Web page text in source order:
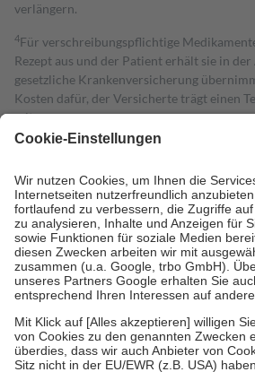
verlängern.
4Für verschreibungspflichtige
Rezept aus und der Patient erhält sie in
gesetzliche Krankenversicherung
Kosten dafür, der Versicherte trägt einen
mit.
Grundsätzlich leisten Mitglieder
höchstens zehn Euro.
Es sind jedoch nie
Kosten der Leistung zu entrichten.
Diese Regeln gelten grundsätzlich auch
Bei Heilmitteln und häuslicher
Zuzahlung zehn Prozent der Kosten sowie
Verordnung.
Um das Engagement der Versicherten für
stärken und die besondere Stellung der
fallenkeine Zuzahlungenan bei:
• Kindern und Jugendlichen bis zum
mit Ausnahme der Fahrkosten